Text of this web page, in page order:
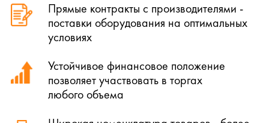
Прямые контракты с производителями -
поставки оборудования на оптимальных
условиях
Устойчивое финансовое положение
позволяет участвовать в торгах
любого объема